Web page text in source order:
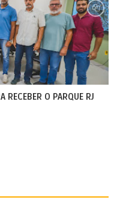
RECEBER O PARQUE RJ